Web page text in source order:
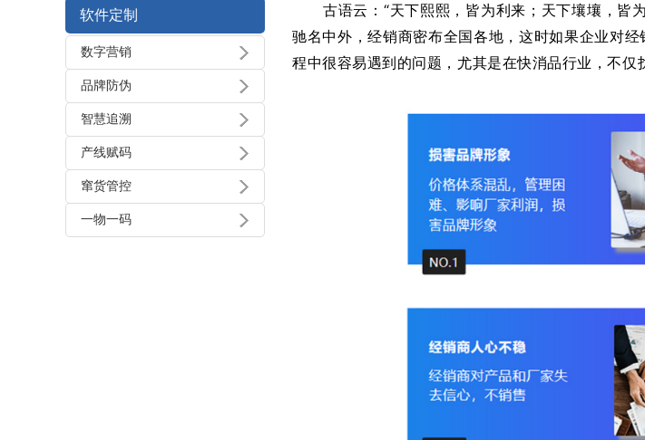
软件定制
数字营销
品牌防伪
智慧追溯
产线赋码
窜货管控
一物一码
古语云： “天下熙熙，皆为利来； 天下壤壤，皆
驰名中外，经销商密布全国各地，这时如果企业对
程中很容易遇到的问题，尤其是在快消品行业，不仅